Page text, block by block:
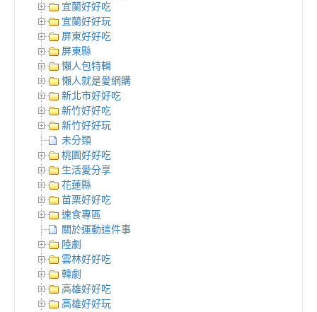
宜蘭好好吃
宜蘭好好玩
屏東好好吃
屏東縣
懶人包特輯
懶人就是愛網購
新北市好好吃
新竹好好吃
新竹好好玩
未分類
桃園好好吃
生活愛分享
花蓮縣
苗栗好好吃
速食專區
關於運動這件事
陸劇
雲林好好吃
韓劇
高雄好好吃
高雄好好玩